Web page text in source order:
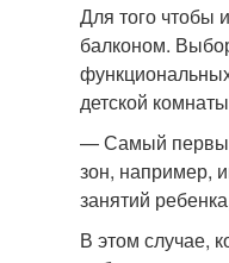
Для того чтобы
балконом.
детской
— Самый первый
зон, например,
занятий
В этом случае,